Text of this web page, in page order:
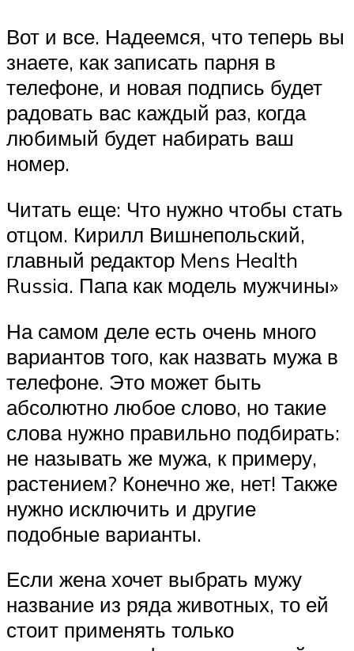
Вот и все. Надеемся, что теперь вы
знаете, как записать парня в
телефоне, и новая подпись будет
радовать вас каждый раз, когда
любимый будет набирать ваш
номер.
Читать еще: Что нужно чтобы стать
отцом. Кирилл Вишнепольский,
главный редактор Mens Health
Russia. Папа как модель мужчины»
На самом деле есть очень много
вариантов того, как назвать мужа в
телефоне. Это может быть
абсолютно любое слово, но такие
слова нужно правильно подбирать:
не называть же мужа, к примеру,
растением? Конечно же, нет! Также
нужно исключить и другие
подобные варианты.
Если жена хочет выбрать мужу
название из ряда животных, то ей
стоит применять только